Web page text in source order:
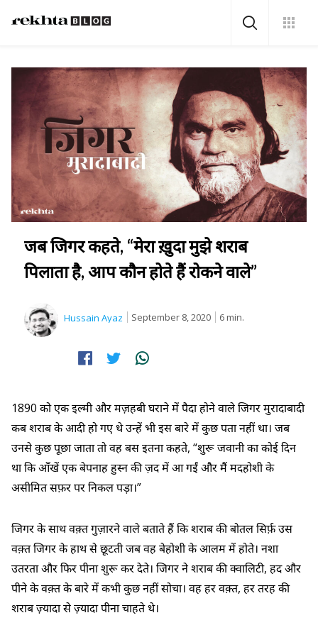
जब जिगर कहते, “मेरा ख़ुदा मुझे शराब
पिलाता है, आप कौन होते हैं रोकने वाले”
Hussain Ayaz September 8, 2020 6 min.
1890 को एक इल्मी और मज़हबी घराने में पैदा होने वाले जिगर मुरादाबादी
कब शराब के आदी हो गए थे उन्हें भी इस बारे में कुछ पता नहीं था। जब
उनसे कुछ पूछा जाता तो वह बस इतना कहते, “शुरू जवानी का कोई दिन
था कि आँखें एक बेपनाह हुस्न की ज़द में आ गईं और मैं मदहोशी के
असीमित सफ़र पर निकल पड़ा।”
जिगर के साथ वक़्त गुज़ारने वाले बताते हैं कि शराब की बोतल सिर्फ़ उस
वक़्त जिगर के हाथ से छूटती जब वह बेहोशी के आलम में होते। नशा
उतरता और फिर पीना शुरू कर देते। जिगर ने शराब की क्वालिटी, हद और
पीने के वक़्त के बारे में कभी कुछ नहीं सोचा। वह हर वक़्त, हर तरह की
शराब ज़्यादा से ज़्यादा पीना चाहते थे।